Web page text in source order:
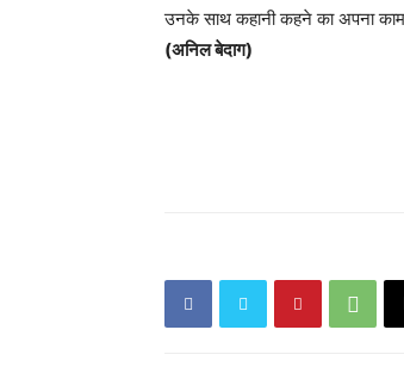
उनके साथ कहानी कहने का अपना
(अनिल बेदाग)